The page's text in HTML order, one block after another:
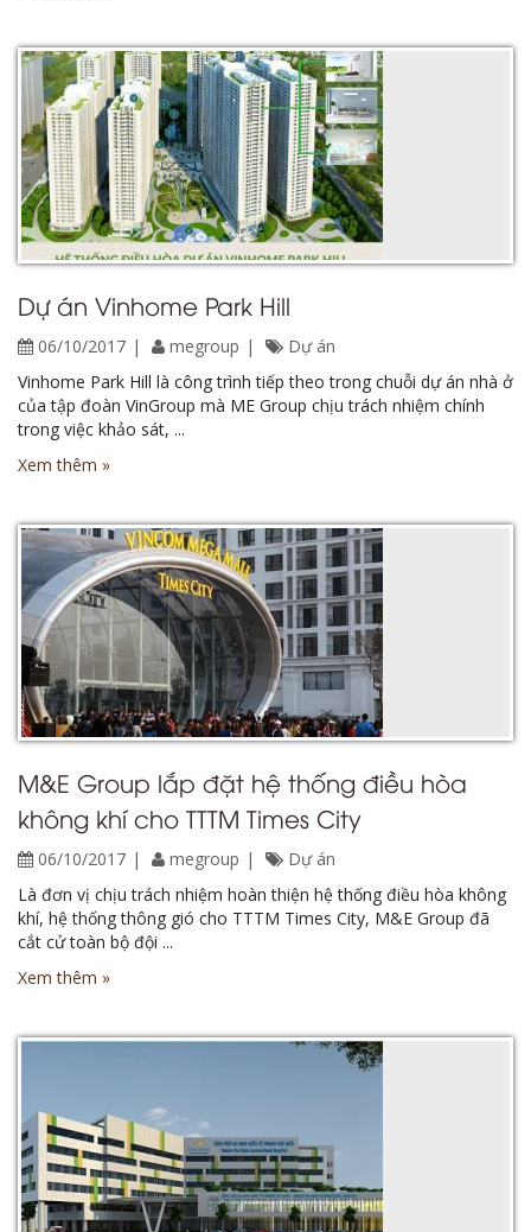
Dự án Vinhome Park Hill
06/10/2017 megroup
Dự án
Vinhome Park Hill là công trình tiếp theo trong chuỗi dự án nhà ở
của tập đoàn VinGroup mà ME Group chịu trách nhiệm chính
trong việc khảo sát, ...
Xem thêm »
M&E Group lắp đặt hệ thống điều hòa
không khí cho TTTM Times City
06/10/2017 megroup
Dự án
Là đơn vị chịu trách nhiệm hoàn thiện hệ thống điều hòa không
khí, hệ thống thông gió cho TTTM Times City, M&E Group đã
cắt cử toàn bộ đội ...
Xem thêm »